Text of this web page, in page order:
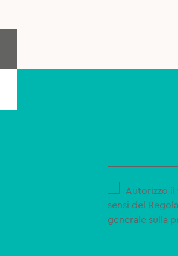
Autorizzo il
sensi del
generale sulla